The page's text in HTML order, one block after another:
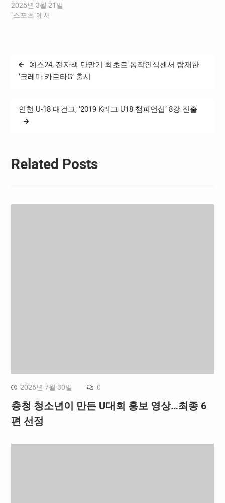
기자가 강사로 나서 ‘왜 방송
카데미’ 마케팅 과정을 진행
했다. 1박 2일 동안 진행된
준 대표가 ‘데이터 기반 마케
팅, 매출을 높이는 CRM(고
2025년 3월 21일
"스포츠"에서
글
탐
예스24, 전자책 단말기 최초로 동작인식센서 탑재한
‘크레마 카르타G’ 출시
인천 U-18 대건고, ‘2019 K리그 U18 챔피언십’ 8강 진출
Related Posts
2026년 7월 30일 0
충청 청소년이 만든 U대회 홍보 영상…최종 6
편 선정